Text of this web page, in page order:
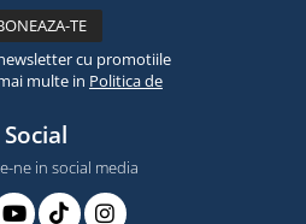
cu promotiile
multe in Politica de
Social
ne in social media